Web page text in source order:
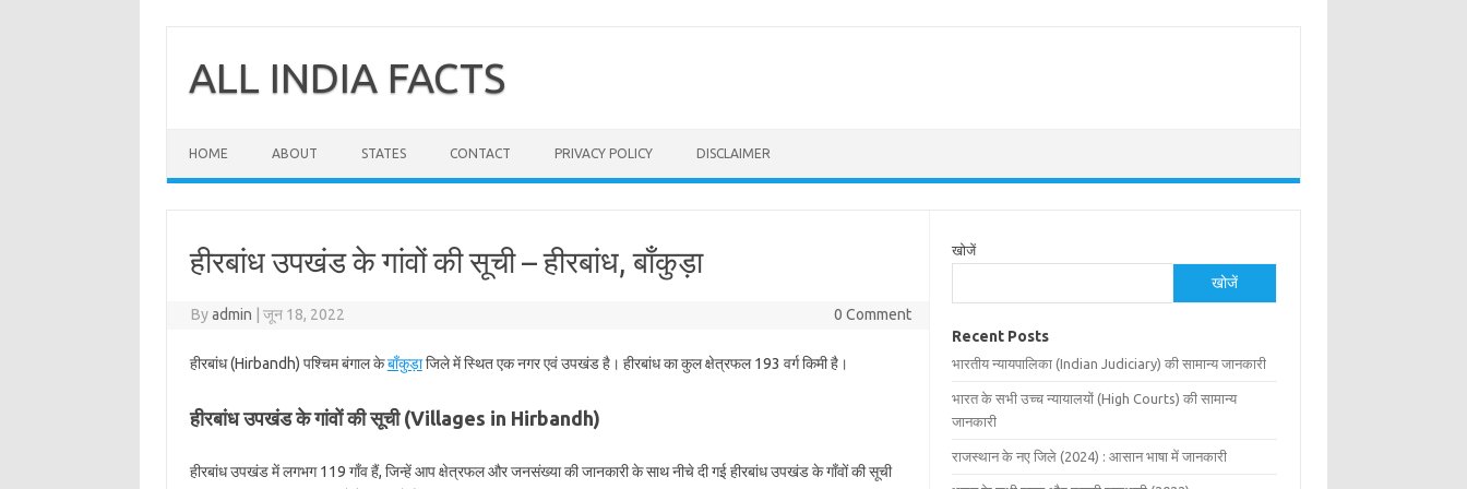
contentALL INDIA FACTS
HOME ABOUT STATES CONTACT PRIVACY POLICY DISCLAIMER
हीरबांध उपखंड के गांवों की सूची – हीरबांध, बाँकुड़ा
Byadmin जून 18, 2022 0 Comment
हीरबांध (Hirbandh) पश्चिम बंगाल केबाँकुड़ाजिले में स्थित एक नगर एवं उपखंड है। हीरबांध का कुल क्षेत्रफल 193 वर्ग किमी है।
हीरबांध उपखंड के गांवों की सूची (Villages in Hirbandh)
हीरबांध उपखंड में लगभग 119 गाँव हैं, जिन्हें आप क्षेत्रफल और जनसंख्या की जानकारी के साथ नीचे दी गई हीरबांध उपखंड के गाँवों की सूची
खोजें
खोजें
Recent Posts
भारतीय न्यायपालिका (Indian Judiciary) की सामान्य जानकारी
भारत के सभी उच्च न्यायालयों (High Courts) की सामान्य
जानकारी
राजस्थान के नए जिले (2024) : आसान भाषा में जानकारी